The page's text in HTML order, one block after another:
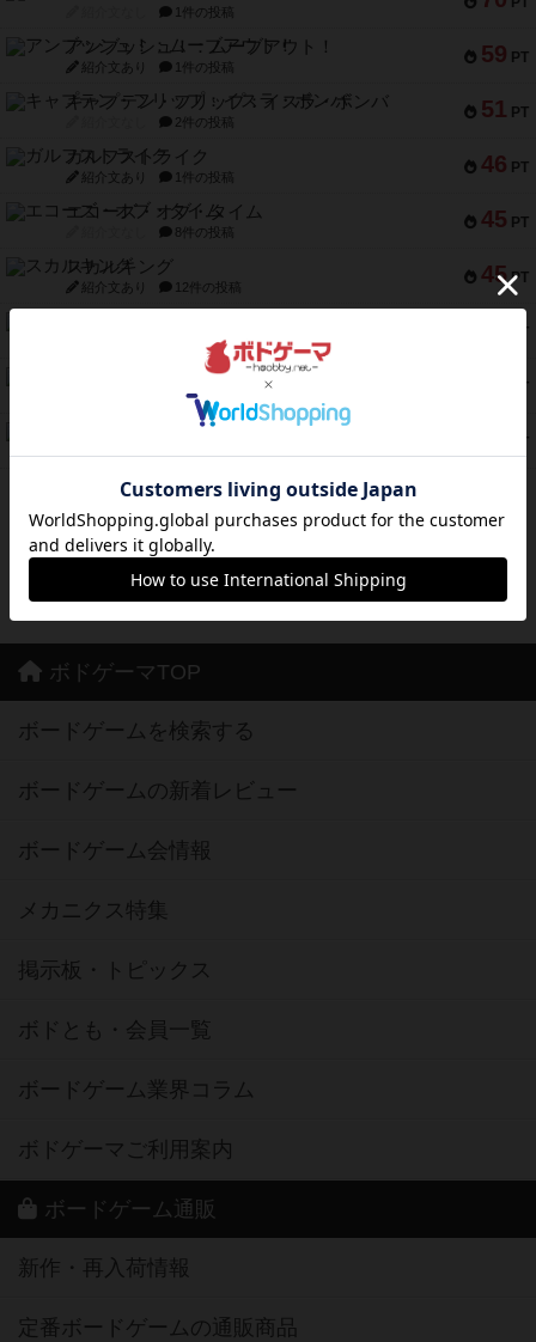
1件の投稿
59 PT
アンブッシュ！：ムーブアウト！
紹介文あり 1件の投稿
51 PT
キャプテン・フリップ：イスラ・ボンバ
2件の投稿
46 PT
ガルフストライク
紹介文あり 1件の投稿
45 PT
エコーズ・オブ・タイム
8件の投稿
45 PT
スカルキング
紹介文あり 12件の投稿
PT
1件の投稿
PT
Bitter End ブタペスト救出作戦
1件の投稿
PT
※Apple、Apple のロゴ は、米国および他の国々で登録されたApple Inc.の商標です。
※App Store は、Apple Inc.のサービスマークです。
※Android は、グーグル インコーポレイテッドの商標または登録商標です。
※Google Play とそのロゴは、Google Inc.の商標または登録商標です。
ボドゲーマTOP
ボードゲームを検索する
ボードゲームの新着レビュー
ボードゲーム会情報
メカニクス特集
掲示板・トピックス
ボドとも・会員一覧
ボードゲーム業界コラム
ボドゲーマご利用案内
ボードゲーム通販
新作・再入荷情報
定番ボードゲームの通販商品